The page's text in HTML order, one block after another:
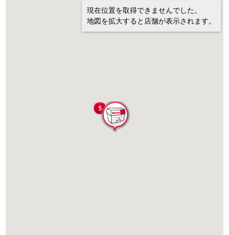
現在位置を取得できませんでした。
地図を拡大すると店舗が表示されます。